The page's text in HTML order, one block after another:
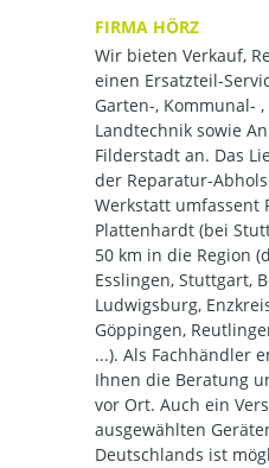
FIRMA HÖRZ
Wir bieten Verkauf,
einen Ersatzteil-
Garten-, Kommunal-
Landtechnik sowie
Filderstadt an. Das
der Reparatur-
Werkstatt umfassent
Plattenhardt (bei
50 km in die Region
Esslingen, Stuttgart,
Ludwigsburg,
Göppingen,
...). Als Fachhändler
Ihnen die Beratung
vor Ort. Auch ein
ausgewählten
Deutschlands ist